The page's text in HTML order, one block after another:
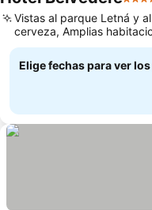
4
Vistas al parque Letná y
cerveza, Amplias
diseño clásico.
Elige fechas para ver